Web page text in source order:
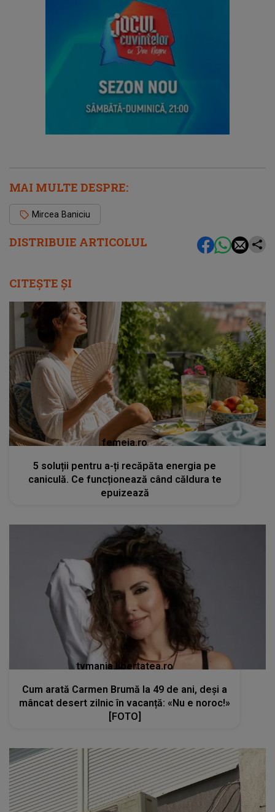
DISTRIBUIE ARTICOLUL
MAI MULTE DESPRE:
Mircea Baniciu
CITEȘTE ȘI
femeia.ro
5 soluții pentru a-ți recăpăta energia pe
caniculă. Ce funcționează când căldura te
epuizează
tvmania.libertatea.ro
Cum arată Carmen Brumă la 49 de ani, deși a
mâncat desert zilnic în vacanță: «Nu e noroc!»
[FOTO]